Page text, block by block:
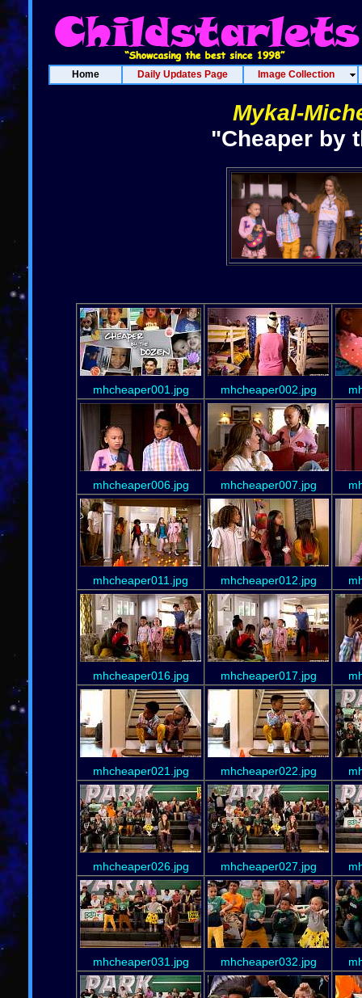
Home Daily Updates Page Image Collection
Mykal-
"Cheaper by
mhcheaper001.jpg mhcheaper002.jpg
mhcheaper006.jpg mhcheaper007.jpg
mhcheaper011.jpg mhcheaper012.jpg
mhcheaper016.jpg mhcheaper017.jpg
mhcheaper021.jpg mhcheaper022.jpg
mhcheaper026.jpg mhcheaper027.jpg
mhcheaper031.jpg mhcheaper032.jpg